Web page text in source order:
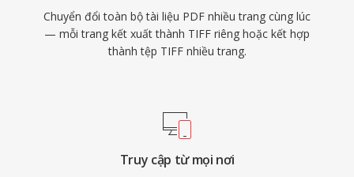
Chuyển đổi toàn bộ tài liệu PDF nhiều trang cùng lúc
— mỗi trang kết xuất thành TIFF riêng hoặc kết hợp
thành tệp TIFF nhiều trang.
Truy cập từ mọi nơi